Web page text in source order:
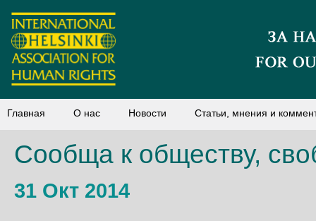
Главная О нас Новости Статьи, мнения и
Сообща к обществу,
31 Окт 2014